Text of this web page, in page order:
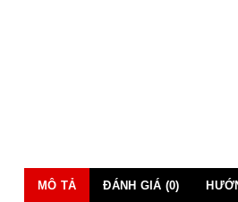
MÔ TẢ ĐÁNH GIÁ (0)